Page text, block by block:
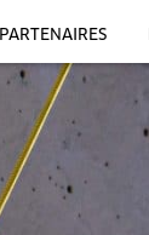
PARTENAIRES